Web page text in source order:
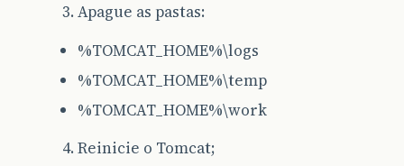
Apague as pastas:
%TOMCAT_HOME%\logs
%TOMCAT_HOME%\temp
%TOMCAT_HOME%\work
Reinicie o Tomcat;